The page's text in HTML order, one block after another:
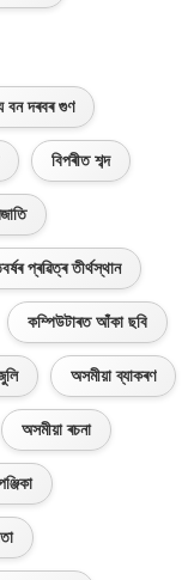
দৰবৰ গুণ
বিপৰীত শব্দ
প্ৰৱিত্ৰ তীৰ্থস্থান
কম্পিউটাৰত আঁকা ছবি
অসমীয়া ব্যাকৰণ
অসমীয়া ৰচনা